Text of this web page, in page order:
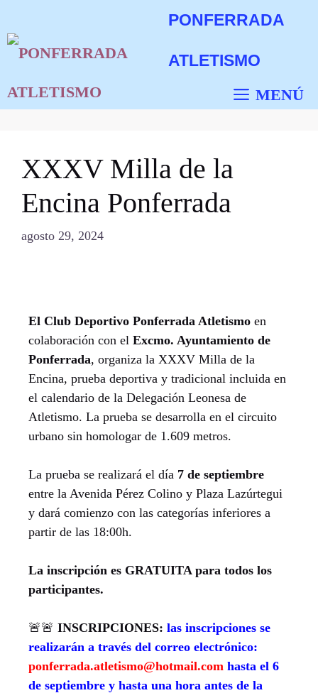
PONFERRADA
ATLETISMO
MENÚ
XXXV Milla de la
Encina Ponferrada
agosto 29, 2024
El Club Deportivo Ponferrada Atletismo en
colaboración con el Excmo. Ayuntamiento de
Ponferrada, organiza la XXXV Milla de la
Encina, prueba deportiva y tradicional incluida en
el calendario de la Delegación Leonesa de
Atletismo. La prueba se desarrolla en el circuito
urbano sin homologar de 1.609 metros.
La prueba se realizará el día 7 de septiembre
entre la Avenida Pérez Colino y Plaza Lazúrtegui
y dará comienzo con las categorías inferiores a
partir de las 18:00h.
La inscripción es GRATUITA para todos los
participantes.
🚨🚨 INSCRIPCIONES: las inscripciones se
realizarán a través del correo electrónico:
ponferrada.atletismo@hotmail.com hasta el 6
de septiembre y hasta una hora antes de la